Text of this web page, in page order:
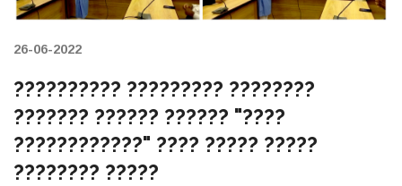
26-06-2022
?????????? ????????? ????????
??????? ?????? ?????? "????
????????????" ???? ????? ?????
???????? ?????